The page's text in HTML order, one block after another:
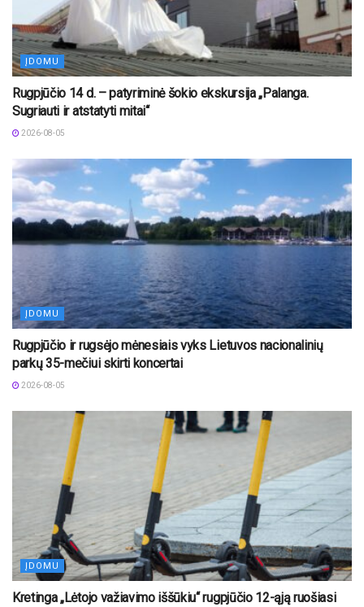
ĮDOMU
Rugpjūčio 14 d. – patyriminė šokio ekskursija „Palanga.
Sugriauti ir atstatyti mitai“
2026-08-05
ĮDOMU
Rugpjūčio ir rugsėjo mėnesiais vyks Lietuvos nacionalinių
parkų 35-mečiui skirti koncertai
2026-08-05
ĮDOMU
Kretinga „Lėtojo važiavimo iššūkiu“ rugpjūčio 12-ąją ruošiasi